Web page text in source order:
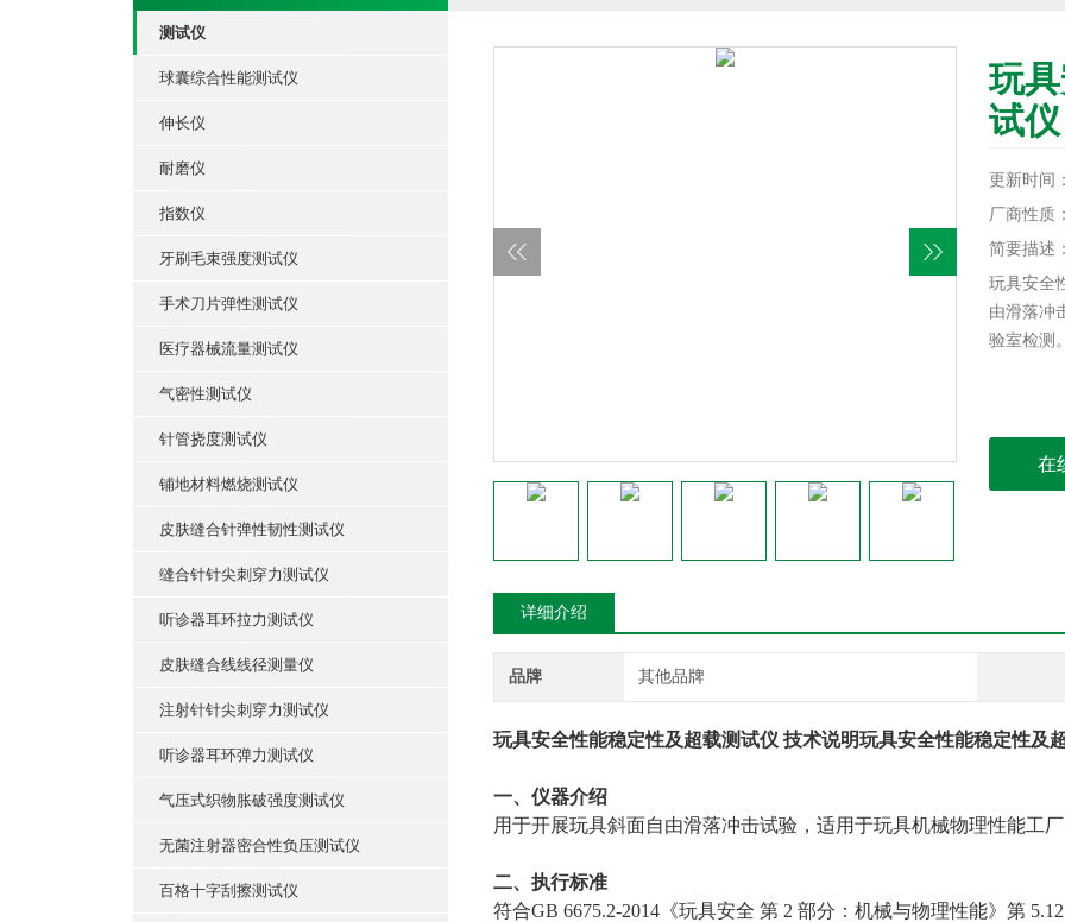
测试仪
球囊综合性能测试仪
伸长仪
耐磨仪
指数仪
牙刷毛束强度测试仪
手术刀片弹性测试仪
医疗器械流量测试仪
气密性测试仪
针管挠度测试仪
铺地材料燃烧测试仪
皮肤缝合针弹性韧性测试仪
缝合针针尖刺穿力测试仪
听诊器耳环拉力测试仪
皮肤缝合线线径测量仪
注射针针尖刺穿力测试仪
听诊器耳环弹力测试仪
气压式织物胀破强度测试仪
无菌注射器密合性负压测试仪
百格十字刮擦测试仪
玩
试
更新时间
厂商性质
简要描述
玩具安全
由滑落冲
验室检测
在
详细介绍
品牌 其他品牌
玩具安全性能稳定性及超载测试仪 技术说明玩具安全性能稳定性及
一、仪器介绍
用于开展玩具斜面自由滑落冲击试验，适用于玩具机械物理性能工
二、执行标准
符合GB 6675.2-2014《玩具安全 第 2 部分：机械与物理性能》第